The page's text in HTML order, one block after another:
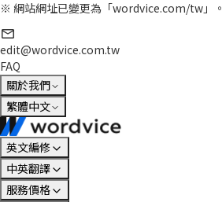
※ 網站網址已變更為「wordvice.com/tw」。
edit@wordvice.com.tw
FAQ
關於我們
繁體中文
英文編修
中英翻譯
服務價格